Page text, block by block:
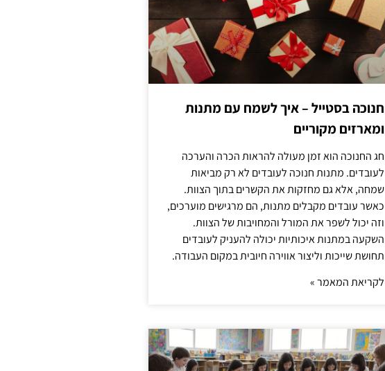
חנוכה בסטייל – איך לשמח עם מתנות
ומארזים מקוריים
חג החנוכה הוא זמן מעולה להראות הכרה והערכה
לעובדים. מתנות חנוכה לעובדים לא רק מביאות
שמחה, אלא גם מחזקות את הקשרים בתוך הצוות.
כאשר עובדים מקבלים מתנות, הם מרגישים מוערכים,
וזה יכול לשפר את המורל והמחויבות של הצוות.
השקעה במתנות איכותיות יכולה להעניק לעובדים
תחושת שייכות וליצור אווירה חיובית במקום העבודה.
לקריאת המאמר »